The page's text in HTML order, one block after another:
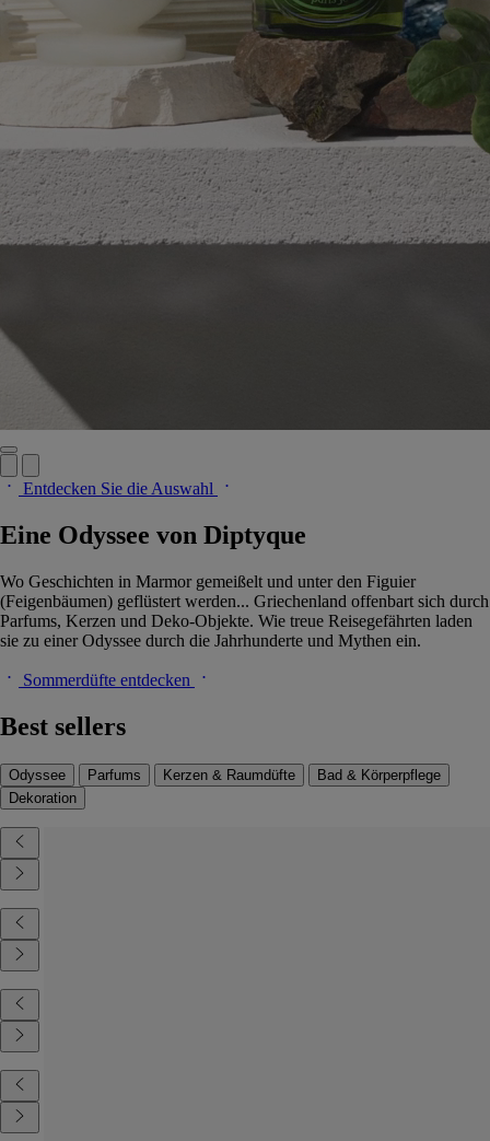
Entdecken Sie die Auswahl
Eine Odyssee von Diptyque
Wo Geschichten in Marmor gemeißelt und unter den Figuier
(Feigenbäumen) geflüstert werden... Griechenland offenbart sich durch
Parfums, Kerzen und Deko-Objekte. Wie treue Reisegefährten laden
sie zu einer Odyssee durch die Jahrhunderte und Mythen ein.
Sommerdüfte entdecken
Best sellers
Odyssee Parfums Kerzen & Raumdüfte
Bad & Körperpflege
Dekoration